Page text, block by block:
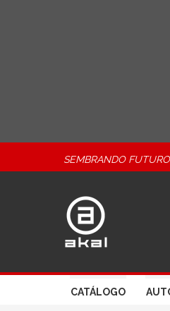
SEMBRANDO FUTURO
CATÁLOGO